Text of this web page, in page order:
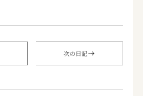
次の日記